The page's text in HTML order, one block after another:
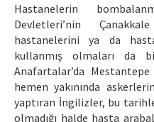
Hastanelerin
Devletleri’nin
hastanelerini ya da
kullanmış olmaları da
Anafartalar’da
hemen yakınında
yaptıran İngilizler, bu
olmadığı halde hasta